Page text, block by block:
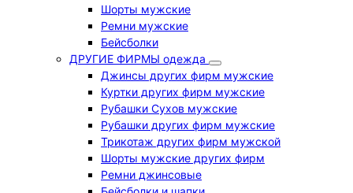
Шорты мужские
Ремни мужские
Бейсболки
ДРУГИЕ ФИРМЫ одежда
Джинсы других фирм мужские
Куртки других фирм мужские
Рубашки Сухов мужские
Рубашки других фирм мужские
Трикотаж других фирм мужской
Шорты мужские других фирм
Ремни джинсовые